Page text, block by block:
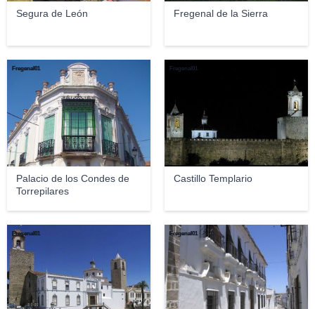
Segura de León Fregenal de la Sierra
Palacio de los Condes de
Torrepilares
Fregenal01
Castillo Templario
Fregenal01
Fregenal01 Fregenal01